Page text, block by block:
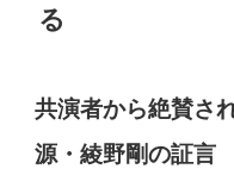
る
共演者から絶賛さ
源・綾野剛の証言